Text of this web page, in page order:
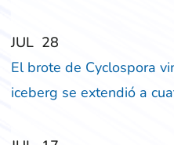
‎‎JUL ‎‎28
El brote de Cyclospora
iceberg se extendió a